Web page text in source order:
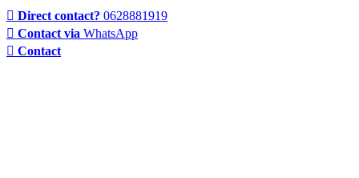
Direct contact? 0628881919
Contact via WhatsApp
Contact